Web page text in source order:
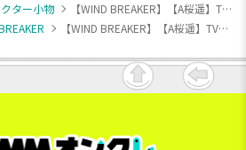
ター小物
【WIND BREAKER】【A桜遥】TVアニメ『WIND BREAKER』 ちびぐるみポーズ！おなまえアクリルバッジ
【WIND BREAKER】【A桜遥】TVアニメ『WIND BREAKER』 ちびぐるみポーズ！おなまえアクリルバッジ